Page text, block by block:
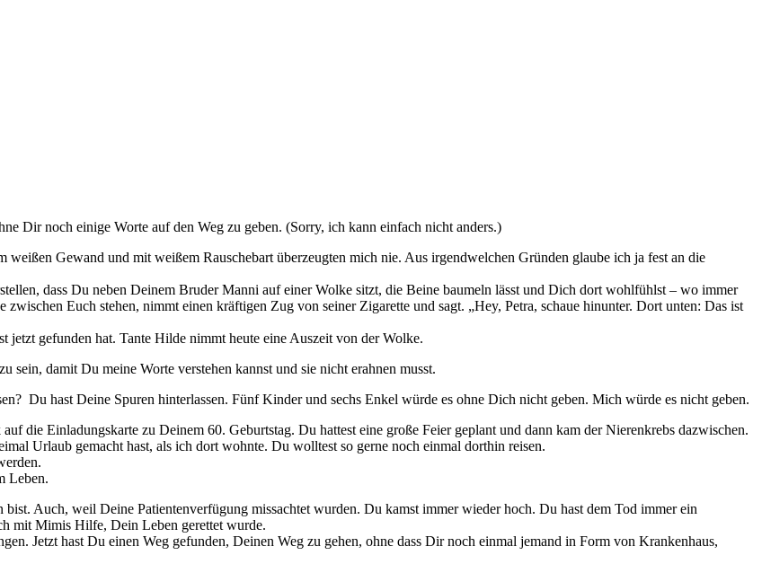
Dir noch einige Worte auf den Weg zu geben. (Sorry, ich kann einfach nicht anders.)
Gewand und mit weißem Rauschebart überzeugten mich nie. Aus irgendwelchen Gründen glaube ich ja fest an die
dass Du neben Deinem Bruder Manni auf einer Wolke sitzt, die Beine baumeln lässt und Dich dort wohlfühlst – wo immer
Euch stehen, nimmt einen kräftigen Zug von seiner Zigarette und sagt. „Hey, Petra, schaue hinunter. Dort unten: Das ist
gefunden hat. Tante Hilde nimmt heute eine Auszeit von der Wolke.
sein, damit Du meine Worte verstehen kannst und sie nicht erahnen musst.
Du hast Deine Spuren hinterlassen. Fünf Kinder und sechs Enkel würde es ohne Dich nicht geben. Mich würde es nicht geben.
die Einladungskarte zu Deinem 60. Geburtstag. Du hattest eine große Feier geplant und dann kam der Nierenkrebs dazwischen.
Urlaub gemacht hast, als ich dort wohnte. Du wolltest so gerne noch einmal dorthin reisen.
Leben.
Auch, weil Deine Patientenverfügung missachtet wurden. Du kamst immer wieder hoch. Du hast dem Tod immer ein
mit Mimis Hilfe, Dein Leben gerettet wurde.
Jetzt hast Du einen Weg gefunden, Deinen Weg zu gehen, ohne dass Dir noch einmal jemand in Form von Krankenhaus,